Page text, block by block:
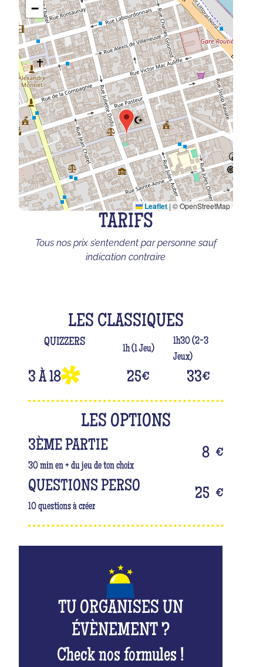
−
Leaflet|© OpenStreetMap
TARIFS
Tous nos prix s’entendent par personne sauf
indication contraire
LES CLASSIQUES
QUIZZERS
1h (1 Jeu)
1h30 (2-3
Jeux)
3 À 18 25€ 33€
LES OPTIONS
3ÈME PARTIE
30 min en + du jeu de ton choix
8 €
QUESTIONS PERSO
10 questions à créer
25 €
TU ORGANISES UN
ÉVÈNEMENT ?
Check nos formules !